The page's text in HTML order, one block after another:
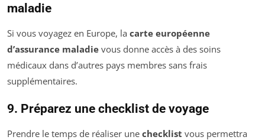
maladie
Si vous voyagez en Europe, la carte européenne
d’assurance maladie vous donne accès à des soins
médicaux dans d’autres pays membres sans frais
supplémentaires.
9. Préparez une checklist de voyage
Prendre le temps de réaliser une checklist vous permettra